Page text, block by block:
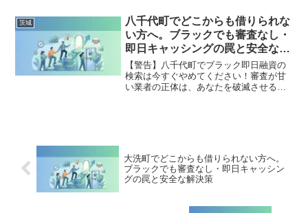
町で違法業者を避け、借金地獄から抜け
出した方々の実体験と確実な解決策を完
全公開。
茨城
八千代町でどこからも借りられな
い方へ。ブラックでも審査なし・
即日キャッシングの罠と安全な解
決策
【警告】八千代町でブラック即日融資の
検索は今すぐやめてください！審査が甘
い業者の正体は、あなたを破滅させる闇
大洗町でどこからも借りられない方へ。
ブラックでも審査なし・即日キャッシン
グの罠と安全な解決策